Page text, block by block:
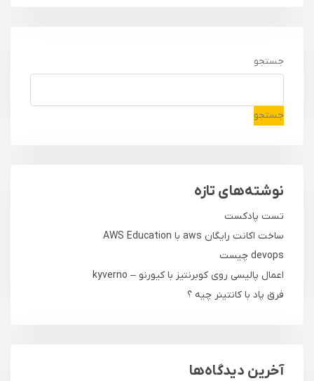
جستجو
جستجو
نوشته‌های تازه
تست پادکست
ساخت اکانت رایگان aws با AWS Education
devops چیست
اعمال پالیسی روی کوبرنتیز با کیورنو – kyverno
فرق پاد با کانتینر چیه ؟
آخرین دیدگاه‌ها